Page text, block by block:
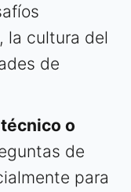
la cultura del
de
o
de
para